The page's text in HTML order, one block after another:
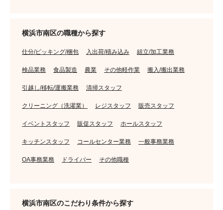
横浜市南区の職種から探す
仕分/ピッキング/梱包 入出荷/積み込み 組立/加工業務
検品業務 食品製造 農業 その他軽作業 搬入/搬出業務
引越し/移転/運搬業務 清掃スタッフ
クリーニング（洗濯業） レジスタッフ 販売スタッフ
イベントスタッフ 販促スタッフ ホールスタッフ
キッチンスタッフ コールセンター業務 一般事務業務
OA事務業務 ドライバー その他職種
横浜市南区のこだわり条件から探す